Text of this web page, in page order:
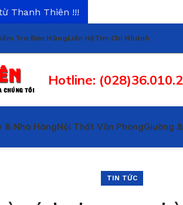
Tra Đơn HàngLiên HệTìm Chi Nhánh
Hotline:
& Nhà HàngNội Thất Văn PhòngGiường
TIN TỨC
Thanh Thiên !!!